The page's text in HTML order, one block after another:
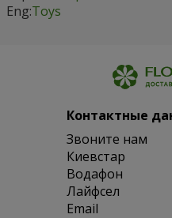
Eng:Toys
Контактные
Звоните нам
Киевстар
Водафон
Лайфсел
Email